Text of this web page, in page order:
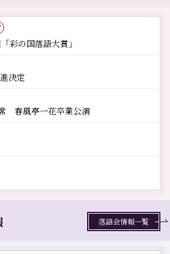
彩の国落語大賞」
決定
春風亭一花卒業公演
落語会情報一覧